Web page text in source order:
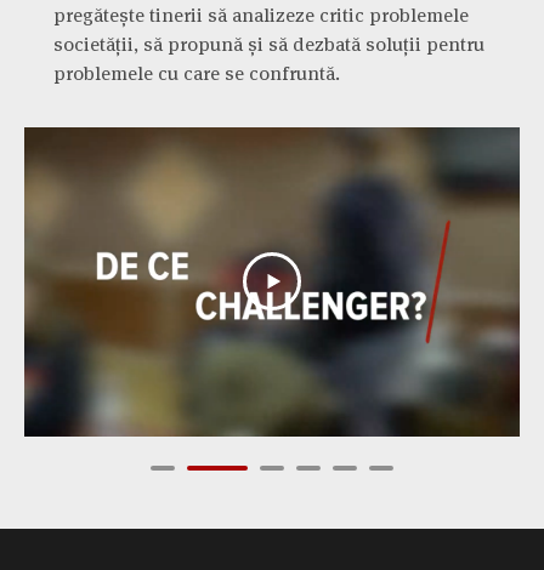
pregătește tinerii să analizeze critic problemele
societății, să propună și să dezbată soluții pentru
problemele cu care se confruntă.